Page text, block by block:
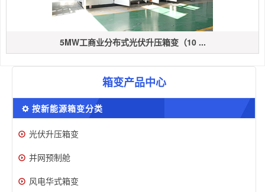
5MW工商业分布式光伏升压箱变（10 ...
箱变产品中心
按新能源箱变分类
光伏升压箱变
并网预制舱
风电华式箱变